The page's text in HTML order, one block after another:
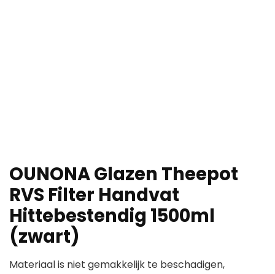
OUNONA Glazen Theepot
RVS Filter Handvat
Hittebestendig 1500ml
(zwart)
Materiaal is niet gemakkelijk te beschadigen,